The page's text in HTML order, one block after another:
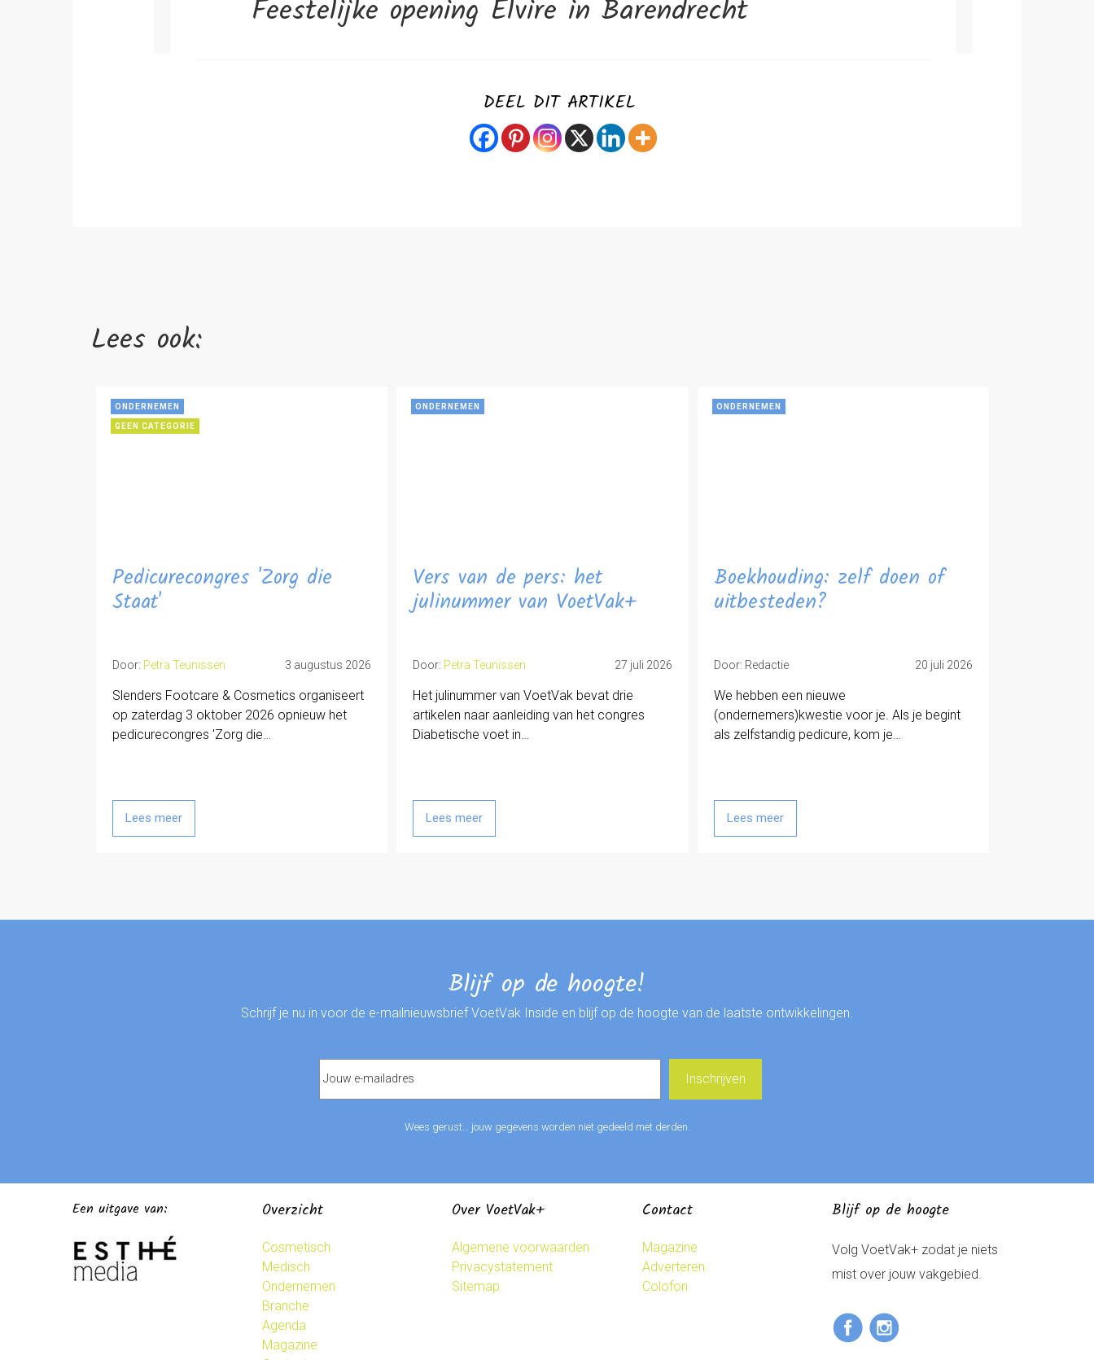
DEEL DIT ARTIKEL
Lees ook:
ONDERNEMEN
GEEN CATEGORIE
Pedicurecongres 'Zorg die
Staat'
Door: Petra Teunissen 3 augustus 2026
Slenders Footcare & Cosmetics organiseert
op zaterdag 3 oktober 2026 opnieuw het
pedicurecongres 'Zorg die…
Lees meer
ONDERNEMEN
Vers van de pers: het
julinummer van VoetVak+
Door: Petra Teunissen 27 juli 2026
Het julinummer van VoetVak bevat drie
artikelen naar aanleiding van het congres
Diabetische voet in…
Lees meer
ONDERNEMEN
Boekhouding: zelf doen of
uitbesteden?
Door: Redactie 20 juli 2026
We hebben een nieuwe
(ondernemers)kwestie voor je. Als je begint
als zelfstandig pedicure, kom je…
Lees meer
Blijf op de hoogte!
Schrijf je nu in voor de e-mailnieuwsbrief VoetVak Inside en blijf op de hoogte van de laatste ontwikkelingen.
Wees gerust… jouw gegevens worden niet gedeeld met derden.
Een uitgave van: Overzicht
Cosmetisch
Medisch
Ondernemen
Branche
Agenda
Magazine
Over VoetVak+
Algemene voorwaarden
Privacystatement
Sitemap
Contact
Magazine
Adverteren
Colofon
Blijf op de hoogte
Volg VoetVak+ zodat je niets
mist over jouw vakgebied.